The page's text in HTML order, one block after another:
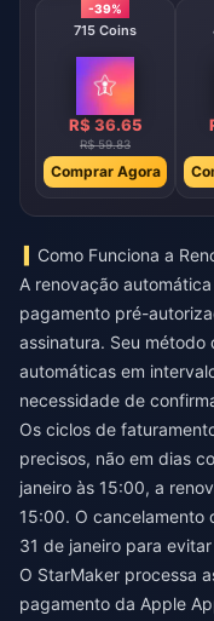
-39%
715 Coins
R$ 36.65
R$ 59.83
Comprar Agora
Como Funciona a
A renovação
pagamento pré-
assinatura. Seu
automáticas em
necessidade de
Os ciclos de
precisos, não em dias
janeiro às 15:00, a
15:00. O cancelamento
31 de janeiro para
O StarMaker processa
pagamento da Apple